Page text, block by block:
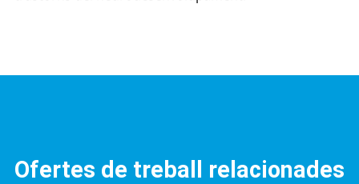
Ofertes de treball relacionades